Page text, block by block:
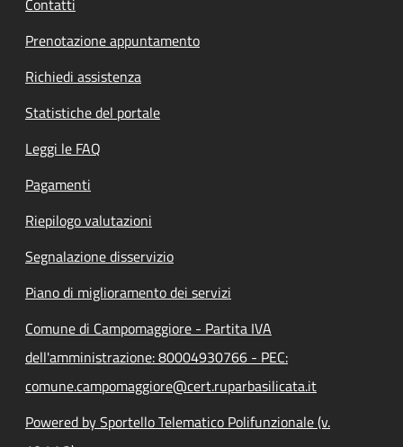
Prenotazione appuntamento
Richiedi assistenza
Statistiche del portale
Leggi le FAQ
Pagamenti
Riepilogo valutazioni
Segnalazione disservizio
Piano di miglioramento dei servizi
Comune di Campomaggiore - Partita IVA
dell'amministrazione: 80004930766 - PEC:
comune.campomaggiore@cert.ruparbasilicata.it
Powered by Sportello Telematico Polifunzionale (v.